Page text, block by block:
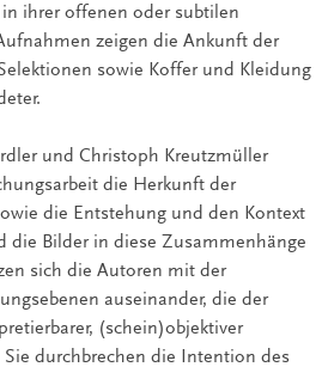
ihrer offenen oder subtilen
zeigen die Ankunft der
sowie Koffer und Kleidung
und Christoph Kreutzmüller
die Herkunft der
die Entstehung und den Kontext
die Bilder in diese Zusammenhänge
sich die Autoren mit der
auseinander, die der
(schein)objektiver
durchbrechen die Intention des